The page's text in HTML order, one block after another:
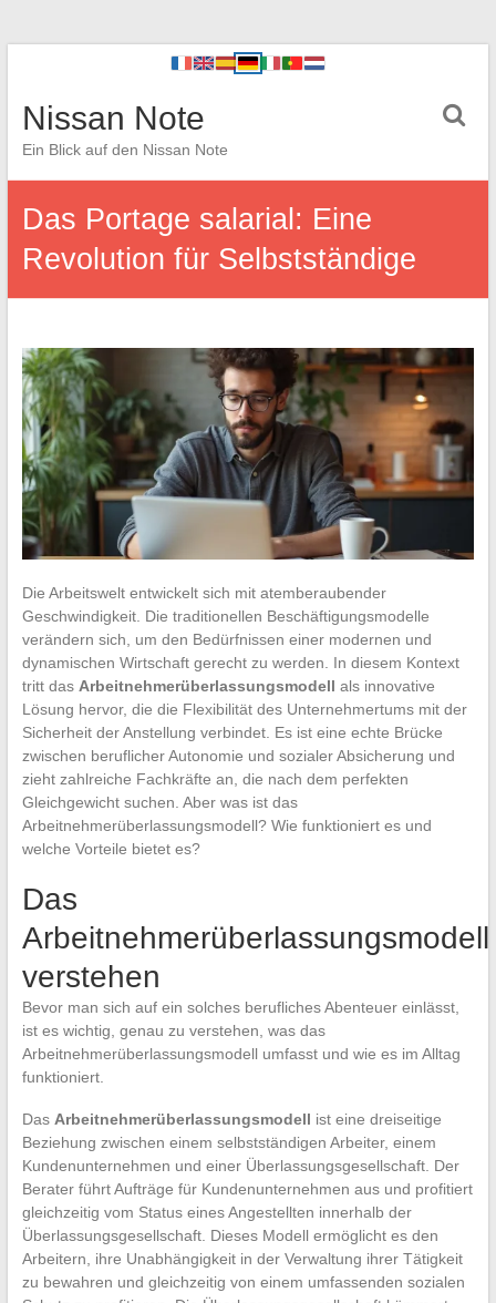
Nissan Note
Ein Blick auf den Nissan Note
Das Portage salarial: Eine
Revolution für Selbstständige
Die Arbeitswelt entwickelt sich mit atemberaubender
Geschwindigkeit. Die traditionellen Beschäftigungsmodelle
verändern sich, um den Bedürfnissen einer modernen und
dynamischen Wirtschaft gerecht zu werden. In diesem Kontext
tritt das Arbeitnehmerüberlassungsmodell als innovative
Lösung hervor, die die Flexibilität des Unternehmertums mit der
Sicherheit der Anstellung verbindet. Es ist eine echte Brücke
zwischen beruflicher Autonomie und sozialer Absicherung und
zieht zahlreiche Fachkräfte an, die nach dem perfekten
Gleichgewicht suchen. Aber was ist das
Arbeitnehmerüberlassungsmodell? Wie funktioniert es und
welche Vorteile bietet es?
Das
Arbeitnehmerüberlassungsmodell
verstehen
Bevor man sich auf ein solches berufliches Abenteuer einlässt,
ist es wichtig, genau zu verstehen, was das
Arbeitnehmerüberlassungsmodell umfasst und wie es im Alltag
funktioniert.
Das Arbeitnehmerüberlassungsmodell ist eine dreiseitige
Beziehung zwischen einem selbstständigen Arbeiter, einem
Kundenunternehmen und einer Überlassungsgesellschaft. Der
Berater führt Aufträge für Kundenunternehmen aus und profitiert
gleichzeitig vom Status eines Angestellten innerhalb der
Überlassungsgesellschaft. Dieses Modell ermöglicht es den
Arbeitern, ihre Unabhängigkeit in der Verwaltung ihrer Tätigkeit
zu bewahren und gleichzeitig von einem umfassenden sozialen